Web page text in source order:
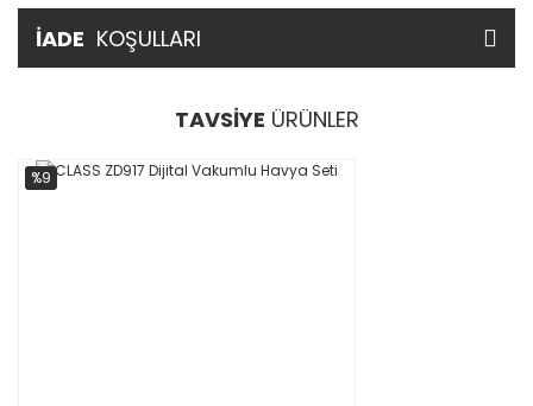
İADE KOŞULLARI
TAVSİYE ÜRÜNLER
%9